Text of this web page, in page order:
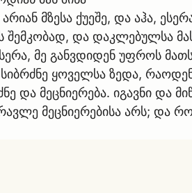
მზესა ქუეშე, და აჰა,
და დაკლებულსა
მე განვდიდენ უფროს
ყოველსა ზედა,
და მეცნიერება. იგავნი და
მეცნიერებისა არს; და